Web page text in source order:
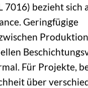
7016) bezieht sich
Geringfügige
Für Projekte,
über